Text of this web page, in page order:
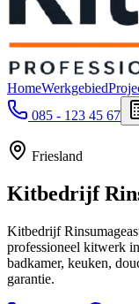
HomeWerkgebied
085 - 123 45 67
Friesland
Kitbedrijf
Kitbedrijf
professioneel kitwerk
badkamer, keuken,
garantie.